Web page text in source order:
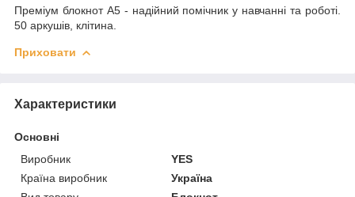
Преміум блокнот А5 - надійний помічник у навчанні та роботі.
50 аркушів, клітина.
Приховати
Характеристики
Основні
Виробник
YES
Країна виробник
Україна